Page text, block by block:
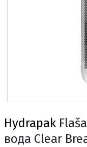
Hydrapak
вода Clear